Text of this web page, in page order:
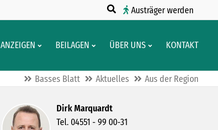
Austräger werden
ANZEIGEN BEILAGEN ÜBER UNS KONTAKT
Basses Blatt Aktuelles Aus der Region
Dirk Marquardt
Tel. 04551 - 99 00-31